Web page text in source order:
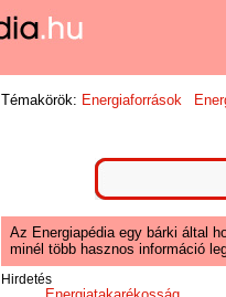
Témakörök: Energiaforrások
Az Energiapédia egy bárki által
minél több hasznos információ
Hirdetés